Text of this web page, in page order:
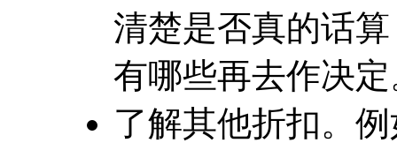
清楚是否真的话
有哪些再去作决
了解其他折扣。